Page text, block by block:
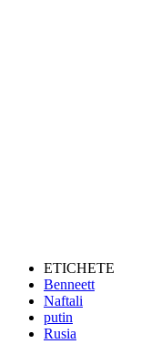
ETICHETE
Benneett
Naftali
putin
Rusia